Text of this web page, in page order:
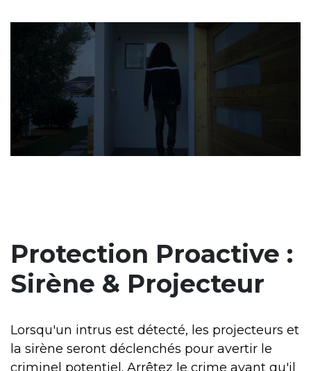
Protection Proactive :
Sirène & Projecteur
Lorsqu'un intrus est détecté, les projecteurs et
la sirène seront déclenchés pour avertir le
criminel potentiel. Arrêtez le crime avant qu'il